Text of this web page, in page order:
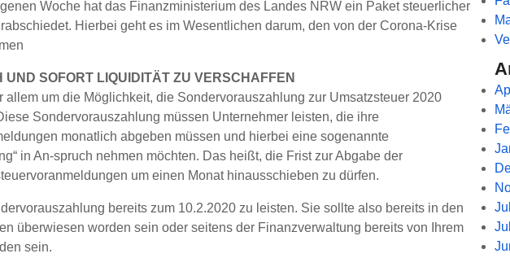
Woche hat das Finanzministerium des Landes NRW ein Paket steuerlicher
Hierbei geht es im Wesentlichen darum, den von der Corona-Krise
UND SOFORT LIQUIDITÄT ZU VERSCHAFFEN
allem um die Möglichkeit, die Sondervorauszahlung zur Umsatzsteuer 2020
Sondervorauszahlung müssen Unternehmer leisten, die ihre
monatlich abgeben müssen und hierbei eine sogenannte
in An-spruch nehmen möchten. Das heißt, die Frist zur Abgabe der
um einen Monat hinausschieben zu dürfen.
bereits zum 10.2.2020 zu leisten. Sie sollte also bereits in den
überwiesen worden sein oder seitens der Finanzverwaltung bereits von Ihrem
sein.